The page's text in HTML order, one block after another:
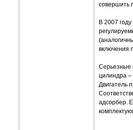
совершить
В 2007
включения
Серьезные
цилиндра –
Двигатель
адсорбер.